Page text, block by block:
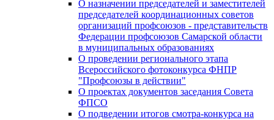
О назначении председателей и заместителей
председателей координационных советов
организаций профсоюзов - представительств
Федерации профсоюзов Самарской области
в муниципальных образованиях
О проведении регионального этапа
Всероссийского фотоконкурса ФНПР
"Профсоюзы в действии"
О проектах документов заседания Совета
ФПСО
О подведении итогов смотра-конкурса на